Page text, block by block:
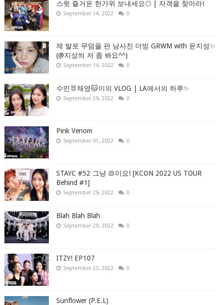
스윗 즐거운 한가위 보내세요🌕 | 자객을 찾아라!
September 14, 2022 0
제 발로 무덤을 판 남사친 더빙 GRWM with 윤지성✨
(@지성씌 저 좀 봐요^^)
September 14, 2022 0
수민🐰채영🐱이의 VLOG | LA에서의 하루✨
September 29, 2022 0
Pink Venom
September 01, 2022 0
STAYC #52 그냥 💩이요! [KCON 2022 US TOUR
Behind #1]
September 29, 2022 0
Blah Blah Blah
September 29, 2022 0
ITZY! EP107
September 23, 2022 0
Sunflower (P.E.L)